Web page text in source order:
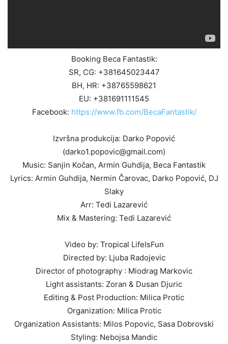
Booking Beca Fantastik:
SR, CG: +381645023447
BH, HR: +38765598621
EU: +381691111545
Facebook: https://www.fb.com/BecaFantastik/
Izvršna produkcija: Darko Popović
(darko1.popovic@gmail.com)
Music: Sanjin Kočan, Armin Guhdija, Beca Fantastik
Lyrics: Armin Guhdija, Nermin Čarovac, Darko Popović, DJ
Slaky
Arr: Tedi Lazarević
Mix & Mastering: Tedi Lazarević
Video by: Tropical LifeIsFun
Directed by: Ljuba Radojevic
Director of photography : Miodrag Markovic
Light assistants: Zoran & Dusan Djuric
Editing & Post Production: Milica Protic
Organization: Milica Protic
Organization Assistants: Milos Popovic, Sasa Dobrovski
Styling: Nebojsa Mandic